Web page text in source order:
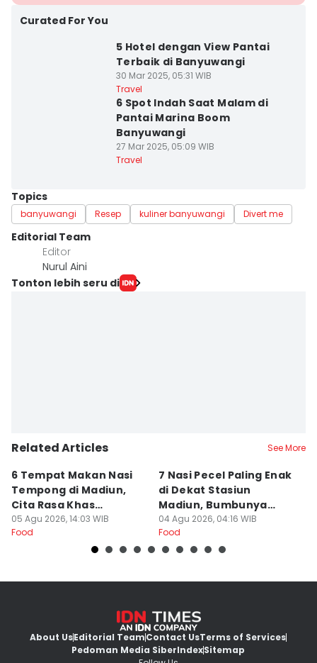
Curated For You
5 Hotel dengan View Pantai
Terbaik di Banyuwangi
30 Mar 2025, 05:31 WIB
Travel
6 Spot Indah Saat Malam di
Pantai Marina Boom
Banyuwangi
27 Mar 2025, 05:09 WIB
Travel
Topics
banyuwangi Resep kuliner banyuwangi Divert me
Editorial Team
Editor
Nurul Aini
Tonton lebih seru di
Related Articles See More
6 Tempat Makan Nasi
Tempong di Madiun,
Cita Rasa Khas
Banyuwangi
05 Agu 2026, 14:03 WIB
Food
7 Nasi Pecel Paling Enak
di Dekat Stasiun
Madiun, Bumbunya
Khas
04 Agu 2026, 04:16 WIB
Food
About UsEditorial TeamContact UsTerms of Services
Pedoman Media SiberIndexSitemap